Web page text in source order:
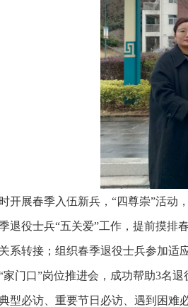
开展春季入伍新兵，“四尊崇”活动
退役士兵“五关爱”工作，提前摸排
系转接；组织春季退役士兵参加适
家门口”岗位推进会，成功帮助3名
型必访、重要节日必访、遇到困难